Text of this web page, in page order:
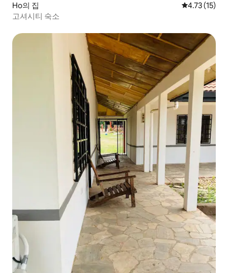
Ho의 집 평점 4.73점
4.73 (15)
고셔시티 숙소